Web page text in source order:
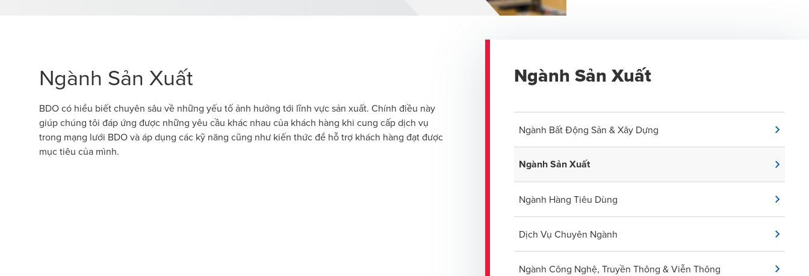
Ngành Sản Xuất
BDO có hiểu biết chuyên sâu về những yếu tố ảnh hưởng tới lĩnh vực sản xuất. Chính điều này
giúp chúng tôi đáp ứng được những yêu cầu khác nhau của khách hàng khi cung cấp dịch vụ
trong mạng lưới BDO và áp dụng các kỹ năng cũng như kiến thức để hỗ trợ khách hàng đạt được
mục tiêu của mình.
Ngành Sản Xuất
Ngành Bất Động Sản & Xây Dựng
Ngành Sản Xuất
Ngành Hàng Tiêu Dùng
Dịch Vụ Chuyên Ngành
Ngành Công Nghệ, Truyền Thông & Viễn Thông